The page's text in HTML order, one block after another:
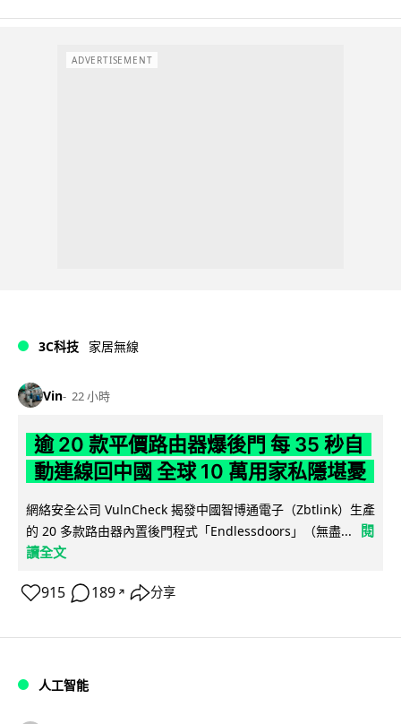
ADVERTISEMENT
3C科技 家居無線
Vin 22 小時
逾 20 款平價路由器爆後門 每 35 秒自
動連線回中國 全球 10 萬用家私隱堪憂
網絡安全公司 VulnCheck 揭發中國智博通電子（Zbtlink）生產
的 20 多款路由器內置後門程式「Endlessdoors」（無盡...
閱
讀全文
915 189 ↗ 分享
人工智能